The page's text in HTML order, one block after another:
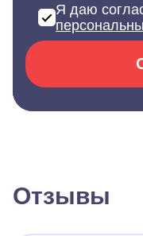
Я даю
Отзывы